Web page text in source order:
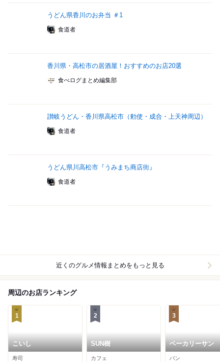
うどん県香川のお弁当 ＃1
食道者
香川県・高松市の居酒屋！おすすめのお店20選
食べログまとめ編集部
讃岐うどん・香川県高松市（勅使・成合・上天神周辺）
食道者
うどん県川高松市『うみまち商店街』
食道者
近くのグルメ情報まとめをもっと見る
周辺のお店ランキング
1
こいし
寿司
2
SUN樹
カフェ
3
ベーカリーサン
パン